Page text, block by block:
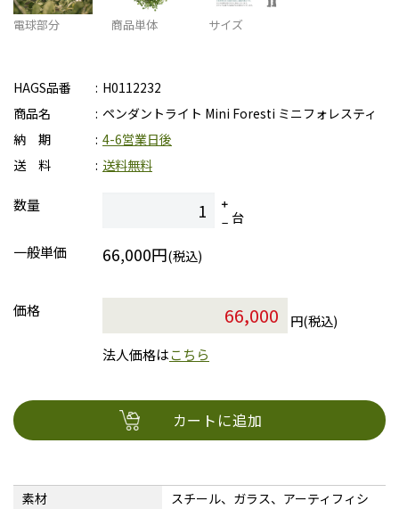
電球部分 商品単体 サイズ
HAGS品番
H0112232
商品名
ペンダントライト Mini Foresti ミニフォレスティ
納 期
4-6営業日後
送 料
送料無料
数量
台
一般単価
66,000円(税込)
価格
円(税込)
法人価格はこちら
カートに追加
素材
スチール、ガラス、アーティフィシ